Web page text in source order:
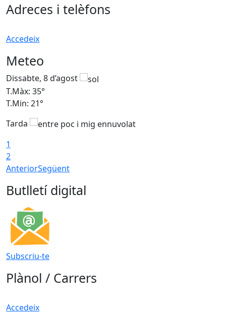
Adreces i telèfons
Accedeix
Meteo
Dissabte, 8 d’agost
T.Màx: 35°
T.Min: 21°
Tarda
1
2
AnteriorSegüent
Butlletí digital
Subscriu-te
Plànol / Carrers
Accedeix